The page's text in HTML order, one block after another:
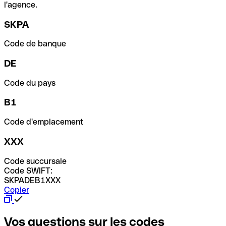
l'agence.
SKPA
Code de banque
DE
Code du pays
B1
Code d'emplacement
XXX
Code succursale
Code SWIFT:
SKPADEB1XXX
Copier
Vos questions sur les codes